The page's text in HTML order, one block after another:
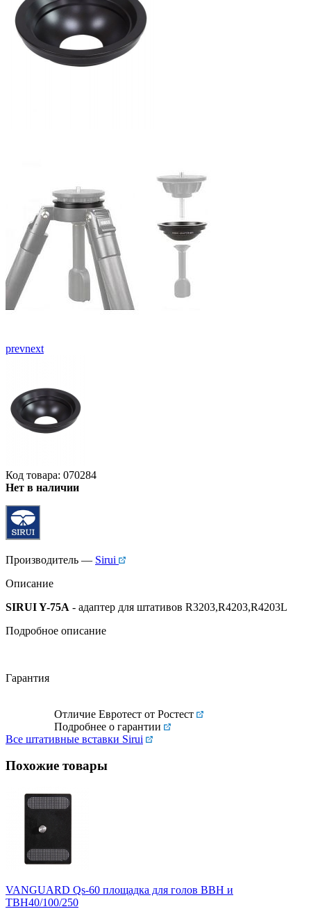
prevnext
Код товара: 070284
Нет в наличии
Производитель — Sirui
Описание
SIRUI Y-75A - адаптер для штативов R3203,R4203,R4203L
Подробное описание
Гарантия
Отличие Евротест от Ростест
Подробнее о гарантии
Все штативные вставки Sirui
Похожие товары
VANGUARD Qs-60 площадка для голов BBH и
TBH40/100/250